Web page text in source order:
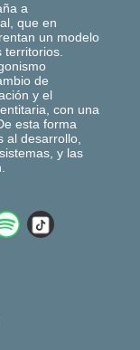
a
que en
un modelo
territorios.
de
y el
con una
esta forma
al desarrollo,
y las